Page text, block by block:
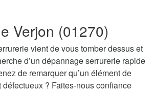
Verjon (01270)
vient de vous tomber dessus et
d’un dépannage serrurerie rapide
de remarquer qu’un élément de
défectueux ? Faites-nous confiance